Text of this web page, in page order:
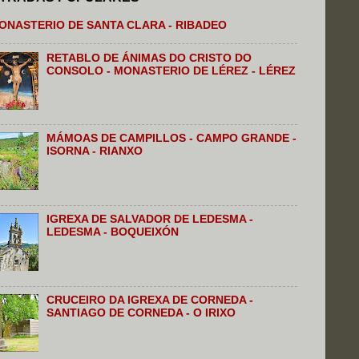
DE SANTA CLARA - RIBADEO
RETABLO DE ÁNIMAS DO CRISTO DO
CONSOLO - MONASTERIO DE LÉREZ - LÉREZ
MÁMOAS DE CAMPILLOS - CAMPO GRANDE -
ISORNA - RIANXO
IGREXA DE SALVADOR DE LEDESMA -
LEDESMA - BOQUEIXÓN
CRUCEIRO DA IGREXA DE CORNEDA -
SANTIAGO DE CORNEDA - O IRIXO